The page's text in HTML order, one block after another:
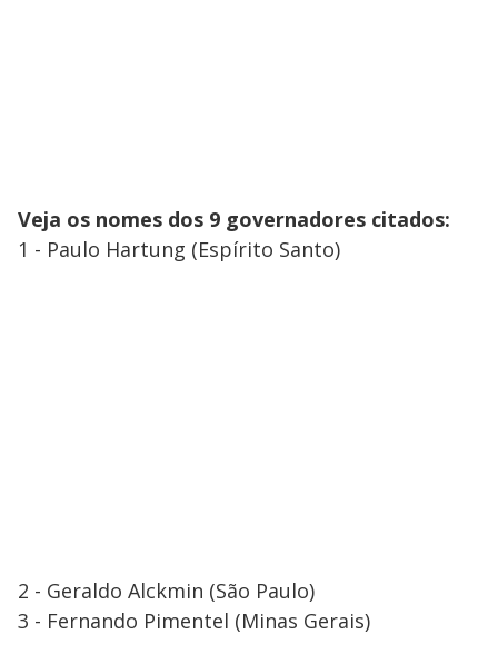
Veja os nomes dos 9 governadores citados:
1 - Paulo Hartung (Espírito Santo)
2 - Geraldo Alckmin (São Paulo)
3 - Fernando Pimentel (Minas Gerais)